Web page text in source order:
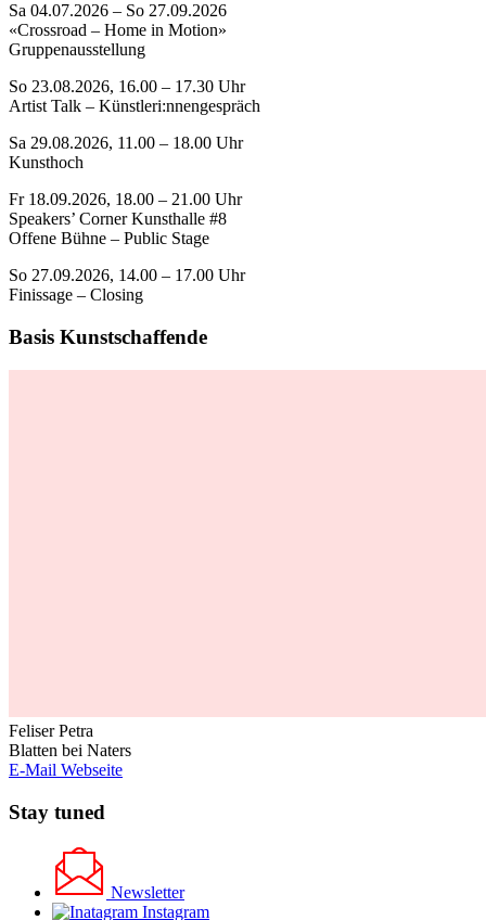
Sa 04.07.2026 – So 27.09.2026
«Crossroad – Home in Motion»
Gruppenausstellung
So 23.08.2026, 16.00 – 17.30 Uhr
Artist Talk – Künstleri:nnengespräch
Sa 29.08.2026, 11.00 – 18.00 Uhr
Kunsthoch
Fr 18.09.2026, 18.00 – 21.00 Uhr
Speakers’ Corner Kunsthalle #8
Offene Bühne – Public Stage
So 27.09.2026, 14.00 – 17.00 Uhr
Finissage – Closing
Basis Kunstschaffende
Feliser Petra
Blatten bei Naters
E-Mail Webseite
Stay tuned
Newsletter
Instagram